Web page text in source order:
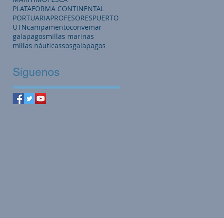
PLATAFORMA CONTINENTAL
PORTUARIAPROFESORESPUERTO
UTNcampamentoconvemar
galapagosmillas marinas
millas náuticassosgalapagos
Síguenos